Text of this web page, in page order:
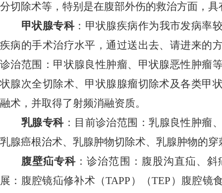
分切除术等，特别是在腹部外伤的救治方面，
甲状腺专科：甲状腺疾病作为我市发病率
疾病的手术治疗水平，通过送出去、请进来的
诊治范围：甲状腺良性肿瘤、甲状腺恶性肿瘤
状腺次全切除术、甲状腺腺瘤切除术及各类甲
融术，并取得了射频消融资质。
乳腺专科：目前诊治范围：乳腺良性肿瘤
乳腺癌根治术、乳腺肿物切除术、乳腺肿物的
腹壁疝专科 ：诊治范围：腹股沟直疝、
展：腹腔镜疝修补术（TAPP）（TEP）腹腔镜